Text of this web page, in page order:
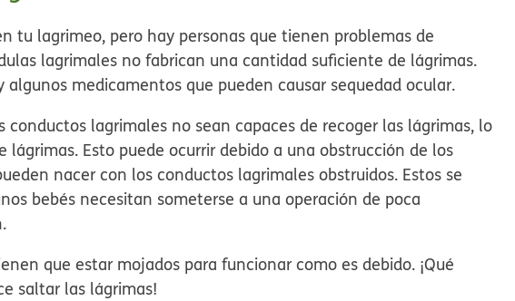
tu lagrimeo, pero hay personas que tienen problemas de
lagrimales no fabrican una cantidad suficiente de lágrimas.
algunos medicamentos que pueden causar sequedad ocular.
lagrimales no sean capaces de recoger las lágrimas, lo
lágrimas. Esto puede ocurrir debido a una obstrucción de los
nacer con los conductos lagrimales obstruidos. Estos se
bebés necesitan someterse a una operación de poca
que estar mojados para funcionar como es debido. ¡Qué
saltar las lágrimas!